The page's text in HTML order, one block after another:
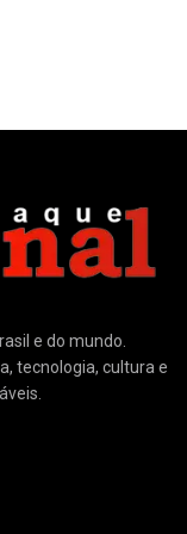
e do mundo.
tecnologia, cultura e